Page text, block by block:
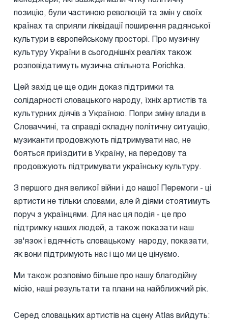
позицію, були частиною революцій та змін у своїх
країнах та сприяли ліквідації поширення радянської
культури в європейському просторі. Про музичну
культуру України в сьогоднішніх реаліях також
розповідатимуть музична спільнота Porichka.
Цей захід це ще один доказ підтримки та
солідарності словацького народу, їхніх артистів та
культурних діячів з Україною. Попри зміну влади в
Словаччині, та справді складну політичну ситуацію,
музиканти продовжують підтримувати нас, не
бояться приїздити в Україну, на передову та
продовжують підтримувати українську культуру.
З першого дня великої війни і до нашої Перемоги - ці
артисти не тільки словами, але й діями стоятимуть
поруч з українцями. Для нас ця подія - це про
підтримку наших людей, а також показати наш
зв'язок і вдячність словацькому народу, показати,
як вони підтримують нас і що ми це цінуємо.
Ми також розповімо більше про нашу благодійну
місію, наші результати та плани на найближчий рік.
Серед словацьких артистів на сцену Atlas вийдуть: